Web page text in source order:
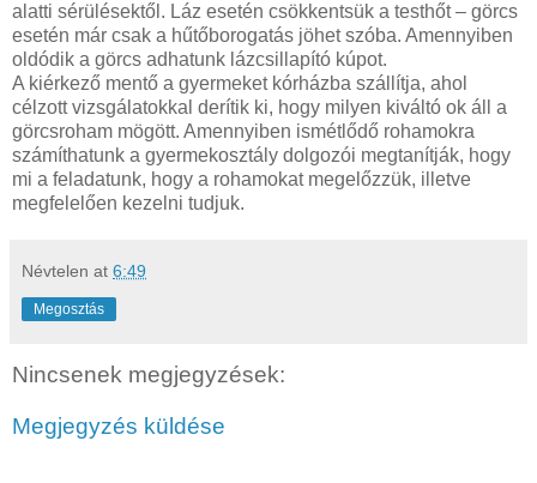
alatti sérülésektől. Láz esetén csökkentsük a testhőt – görcs
esetén már csak a hűtőborogatás jöhet szóba. Amennyiben
oldódik a görcs adhatunk lázcsillapító kúpot.
A kiérkező mentő a gyermeket kórházba szállítja, ahol
célzott vizsgálatokkal derítik ki, hogy milyen kiváltó ok áll a
görcsroham mögött. Amennyiben ismétlődő rohamokra
számíthatunk a gyermekosztály dolgozói megtanítják, hogy
mi a feladatunk, hogy a rohamokat megelőzzük, illetve
megfelelően kezelni tudjuk.
Névtelen at 6:49
Megosztás
Nincsenek megjegyzések:
Megjegyzés küldése